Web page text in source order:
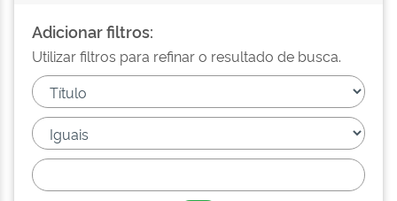
Adicionar filtros:
Utilizar filtros para refinar o resultado de busca.